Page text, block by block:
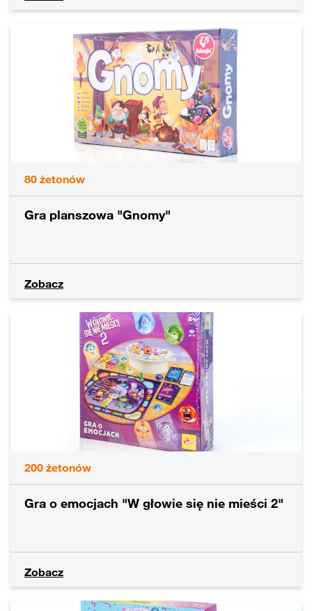
80 żetonów
Gra planszowa "Gnomy"
Zobacz
200 żetonów
Gra o emocjach "W głowie się nie mieści 2"
Zobacz